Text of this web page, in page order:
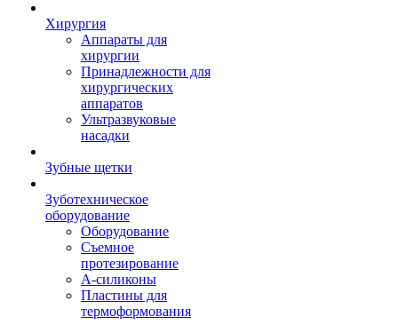
Хирургия
Аппараты для
хирургии
Принадлежности для
хирургических
аппаратов
Ультразвуковые
насадки
Зубные щетки
Зуботехническое
оборудование
Оборудование
Съемное
протезирование
А-силиконы
Пластины для
термоформования